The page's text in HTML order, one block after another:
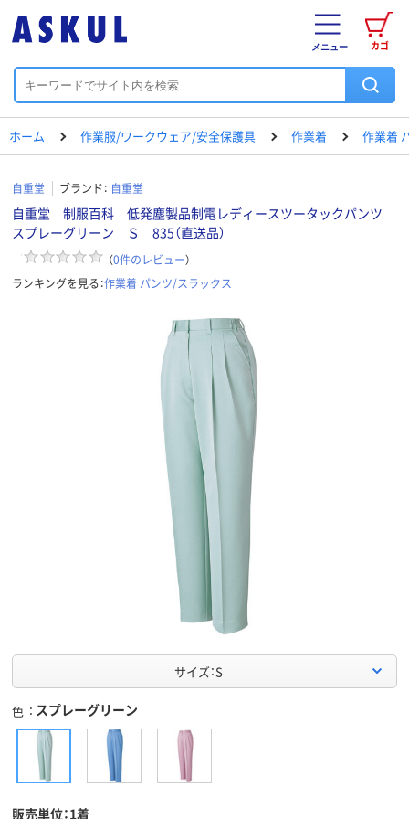
カゴ
メニュー
ホーム 作業服/ワークウェア/安全保護具 作業着 作業着
自重堂 ブランド： 自重堂
自重堂 制服百科 低発塵製品制電レディースツータックパンツ
スプレーグリーン Ｓ 835（直送品）
（0件のレビュー）
ランキングを見る：作業着 パンツ/スラックス
サイズ：S
色 スプレーグリーン
販売単位：1着